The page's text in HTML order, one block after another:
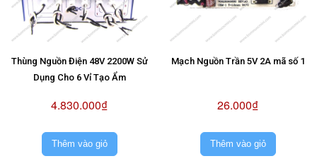
Thùng Nguồn Điện 48V 2200W Sử
Dụng Cho 6 Vỉ Tạo Ẩm
4.830.000₫
Thêm vào giỏ
Mạch Nguồn Trần 5V 2A mã số 1
26.000₫
Thêm vào giỏ